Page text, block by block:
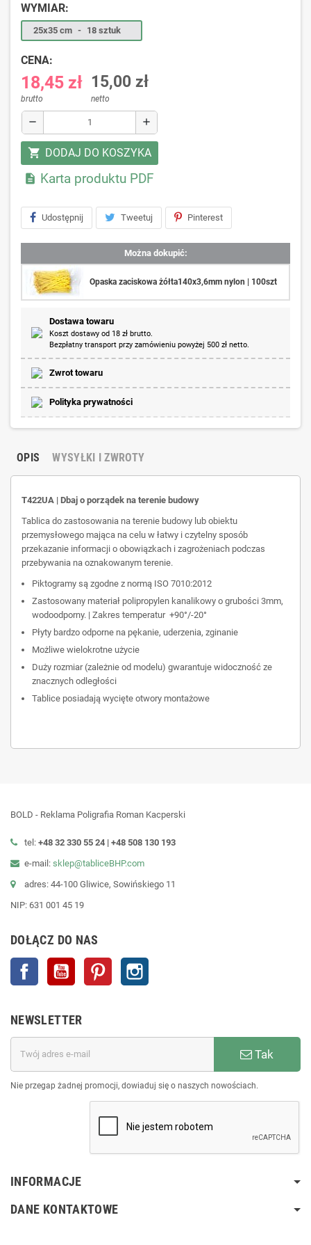
WYMIAR:
25x35 cm - 18 sztuk
CENA:
18,45 zł
brutto
15,00 zł
netto
remove add
shopping_cart DODAJ DO KOSZYKA
 Karta produktu PDF
Udostępnij Tweetuj Pinterest
Można dokupić:
Opaska zaciskowa żółta140x3,6mm nylon | 100szt
Dostawa towaru
Koszt dostawy od 18 zł brutto.
Bezpłatny transport przy zamówieniu powyżej 500 zł netto.
Zwrot towaru
Polityka prywatności
OPIS WYSYŁKI I ZWROTY
T422UA | Dbaj o porządek na terenie budowy
Tablica do zastosowania na terenie budowy lub obiektu
przemysłowego mająca na celu w łatwy i czytelny sposób
przekazanie informacji o obowiązkach i zagrożeniach podczas
przebywania na oznakowanym terenie.
Piktogramy są zgodne z normą ISO 7010:2012
Zastosowany materiał polipropylen kanalikowy o grubości 3mm,
wodoodporny. | Zakres temperatur +90°/-20°
Płyty bardzo odporne na pękanie, uderzenia, zginanie
Możliwe wielokrotne użycie
Duży rozmiar (zależnie od modelu) gwarantuje widoczność ze
znacznych odległości
Tablice posiadają wycięte otwory montażowe
BOLD - Reklama Poligrafia Roman Kacperski
tel: +48 32 330 55 24 | +48 508 130 193
e-mail: sklep@tabliceBHP.com
adres: 44-100 Gliwice, Sowińskiego 11
NIP: 631 001 45 19
DOŁĄCZ DO NAS
Facebook YouTube Pinterest
NEWSLETTER
Tak
Nie przegap żadnej promocji, dowiaduj się o naszych nowościach.
INFORMACJE
DANE KONTAKTOWE